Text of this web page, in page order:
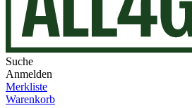
Suche
Anmelden
Merkliste
Warenkorb